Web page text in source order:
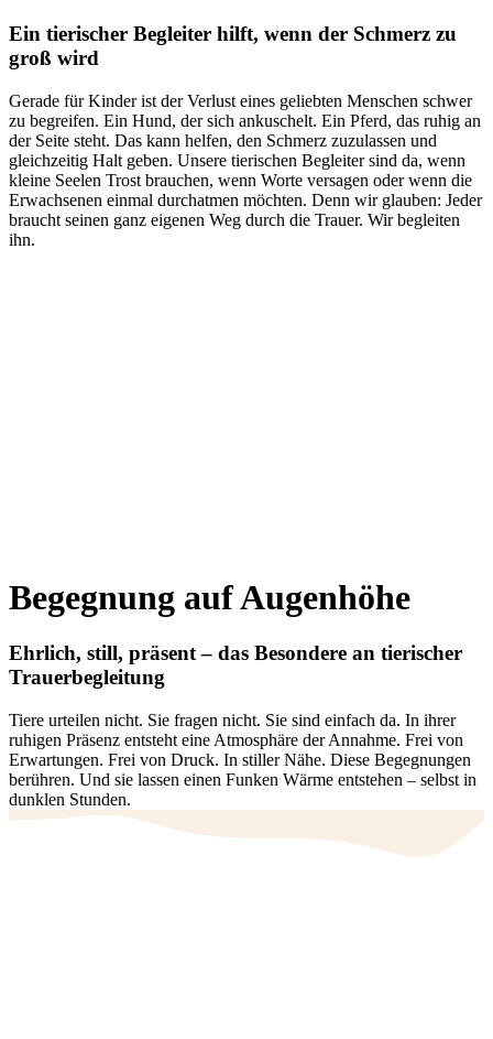
Ein tierischer Begleiter hilft, wenn der Schmerz zu
groß wird
Gerade für Kinder ist der Verlust eines geliebten Menschen schwer
zu begreifen. Ein Hund, der sich ankuschelt. Ein Pferd, das ruhig an
der Seite steht. Das kann helfen, den Schmerz zuzulassen und
gleichzeitig Halt geben. Unsere tierischen Begleiter sind da, wenn
kleine Seelen Trost brauchen, wenn Worte versagen oder wenn die
Erwachsenen einmal durchatmen möchten. Denn wir glauben: Jeder
braucht seinen ganz eigenen Weg durch die Trauer. Wir begleiten
ihn.
Begegnung auf Augenhöhe
Ehrlich, still, präsent – das Besondere an tierischer
Trauerbegleitung
Tiere urteilen nicht. Sie fragen nicht. Sie sind einfach da. In ihrer
ruhigen Präsenz entsteht eine Atmosphäre der Annahme. Frei von
Erwartungen. Frei von Druck. In stiller Nähe. Diese Begegnungen
berühren. Und sie lassen einen Funken Wärme entstehen – selbst in
dunklen Stunden.